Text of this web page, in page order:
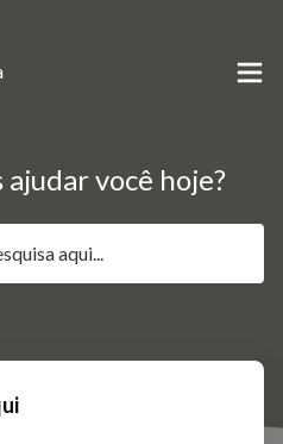
você hoje?